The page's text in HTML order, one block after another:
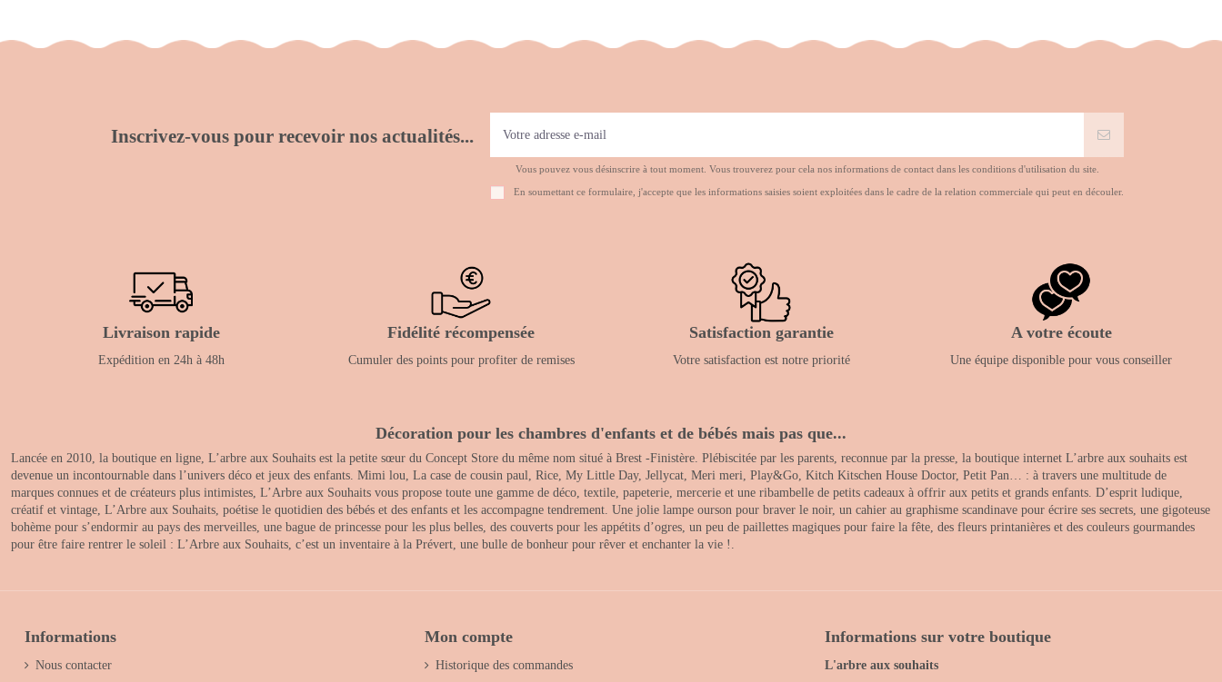
Inscrivez-vous pour recevoir nos actualités...
Vous pouvez vous désinscrire à tout moment. Vous trouverez pour cela nos informations de contact dans les conditions d'utilisation du site.
En soumettant ce formulaire, j'accepte que les informations saisies soient exploitées dans le cadre de la relation commerciale qui peut en découler.
Livraison rapide
Expédition en 24h à 48h
Fidélité récompensée
Cumuler des points pour profiter de remises
Satisfaction garantie
Votre satisfaction est notre priorité
A votre écoute
Une équipe disponible pour vous conseiller
Décoration pour les chambres d'enfants et de bébés mais pas que...
Lancée en 2010, la boutique en ligne, L’arbre aux Souhaits est la petite sœur du Concept Store du même nom situé à Brest -Finistère. Plébiscitée par les parents, reconnue par la presse, la boutique internet L’arbre aux souhaits est
devenue un incontournable dans l’univers déco et jeux des enfants. Mimi lou, La case de cousin paul, Rice, My Little Day, Jellycat, Meri meri, Play&Go, Kitch Kitschen House Doctor, Petit Pan… : à travers une multitude de
marques connues et de créateurs plus intimistes, L’Arbre aux Souhaits vous propose toute une gamme de déco, textile, papeterie, mercerie et une ribambelle de petits cadeaux à offrir aux petits et grands enfants. D’esprit ludique,
créatif et vintage, L’Arbre aux Souhaits, poétise le quotidien des bébés et des enfants et les accompagne tendrement. Une jolie lampe ourson pour braver le noir, un cahier au graphisme scandinave pour écrire ses secrets, une gigoteuse
bohème pour s’endormir au pays des merveilles, une bague de princesse pour les plus belles, des couverts pour les appétits d’ogres, un peu de paillettes magiques pour faire la fête, des fleurs printanières et des couleurs gourmandes
pour être faire rentrer le soleil : L’Arbre aux Souhaits, c’est un inventaire à la Prévert, une bulle de bonheur pour rêver et enchanter la vie !.
Informations
Nous contacter
Mon compte
Historique des commandes
Informations sur votre boutique
L'arbre aux souhaits